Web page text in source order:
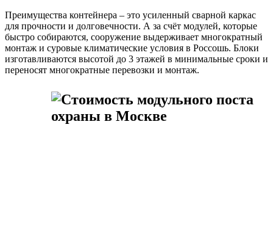
Преимущества контейнера – это усиленный сварной каркас
для прочности и долговечности. А за счёт модулей, которые
быстро собираются, сооружение выдерживает многократный
монтаж и суровые климатические условия в Россошь. Блоки
изготавливаются высотой до 3 этажей в минимальные сроки и
переносят многократные перевозки и монтаж.